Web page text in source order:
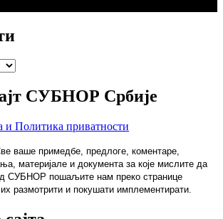
СУБНОР Србије
и Политика приватности
ваше примедбе, предлоге, коментаре,
материјале и документа за које мислите да
СУБНОР пошаљите нам преко странице
размотрити и покушати имплементирати.